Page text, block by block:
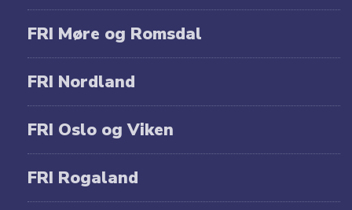
FRI Møre og Romsdal
FRI Nordland
FRI Oslo og Viken
FRI Rogaland